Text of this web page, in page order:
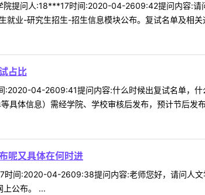
院提问人:18***17时间:2020-04-2609:42提问内容:
就业-研究生招生-招生信息模块公布。复试名单及相
占比
04-2609:41提问内容:什么时候出复试名单，
具体信息）需经学院、学校审核后发布，预计节后发
呢又具体在何时进
间:2020-04-2609:38提问内容:老师您好，请问人
上公布。 ...